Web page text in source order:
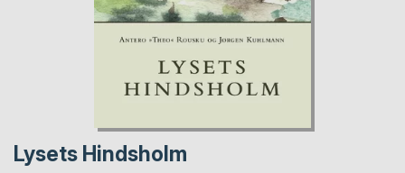
Lysets Hindsholm